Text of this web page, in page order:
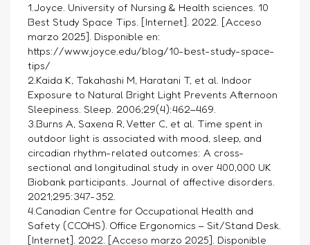
1.Joyce. University of Nursing & Health sciences. 10
Best Study Space Tips. [Internet]. 2022. [Acceso
marzo 2025]. Disponible en:
https://www.joyce.edu/blog/10-best-study-space-
tips/
2.Kaida K, Takahashi M, Haratani T, et al. Indoor
Exposure to Natural Bright Light Prevents Afternoon
Sleepiness. Sleep. 2006;29(4):462–469.
3.Burns A, Saxena R, Vetter C, et al. Time spent in
outdoor light is associated with mood, sleep, and
circadian rhythm-related outcomes: A cross-
sectional and longitudinal study in over 400,000 UK
Biobank participants. Journal of affective disorders.
2021;295:347-352.
4.Canadian Centre for Occupational Health and
Safety (CCOHS). Office Ergonomics – Sit/Stand Desk.
[Internet]. 2022. [Acceso marzo 2025]. Disponible